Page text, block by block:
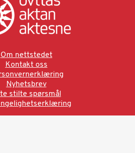
Om nettstedet
Kontakt oss
Nyhetsbrev
stilte spørsmål